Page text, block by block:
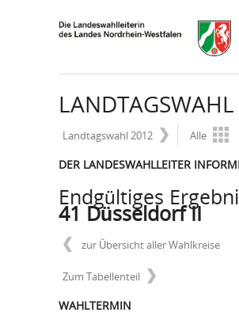
Landtagswahl 2012 Alle
DER LANDESWAHLLEITER
Endgültiges
41 Düsseldorf II
zur Übersicht aller Wahlkreise
Zum Tabellenteil
WAHLTERMIN